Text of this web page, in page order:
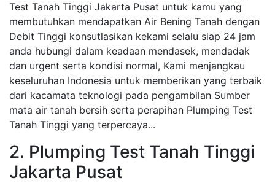
Test Tanah Tinggi Jakarta Pusat untuk kamu yang
membutuhkan mendapatkan Air Bening Tanah dengan
Debit Tinggi konsutlasikan kekami selalu siap 24 jam
anda hubungi dalam keadaan mendasek, mendadak
dan urgent serta kondisi normal, Kami menjangkau
keseluruhan Indonesia untuk memberikan yang terbaik
dari kacamata teknologi pada pengambilan Sumber
mata air tanah bersih serta perapihan Plumping Test
Tanah Tinggi yang terpercaya...
2. Plumping Test Tanah Tinggi
Jakarta Pusat